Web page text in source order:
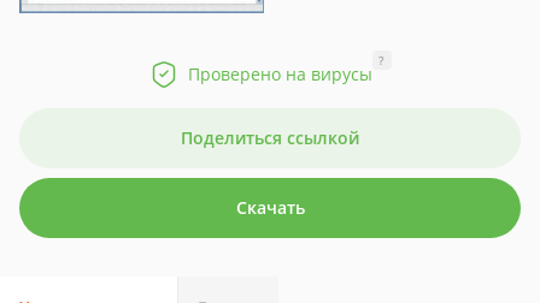
Проверено на вирусы
?
Поделиться ссылкой
Скачать